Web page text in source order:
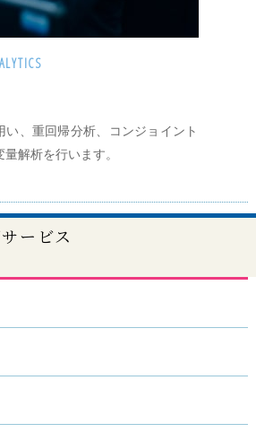
い、重回帰分析、コンジョイント
解析を行います。
ービス